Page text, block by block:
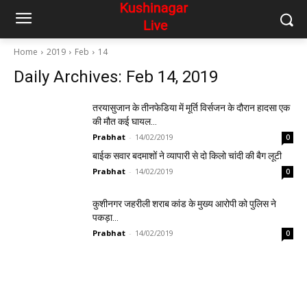
Home 2019 Feb 14
Daily Archives: Feb 14, 2019
तरयासुजान के तीनफेडिया में मूर्ति विर्सजन के दौरान हादसा एक
की मौत कई घायल…
Prabhat - 14/02/2019 0
बाईक सवार बदमाशों ने व्यापारी से दो किलो चांदी की बैग लूटी
Prabhat - 14/02/2019 0
कुशीनगर जहरीली शराब कांड के मुख्य आरोपी को पुलिस ने
पकड़ा…
Prabhat - 14/02/2019 0